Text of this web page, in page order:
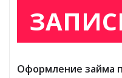
Оформление займа